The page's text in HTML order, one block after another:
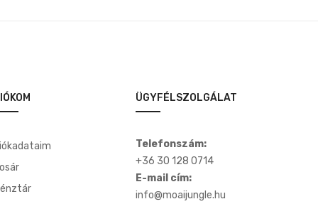
ÜGYFÉLSZOLGÁLAT
Telefonszám:
+36 30 128 0714
E-mail cím:
info@moaijungle.hu